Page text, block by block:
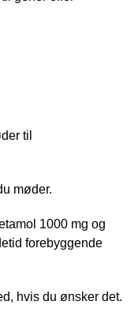
til
møder.
1000 mg og
forebyggende
hvis du ønsker det.